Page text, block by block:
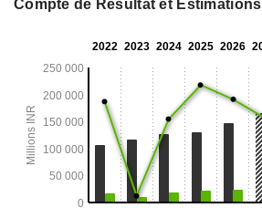
Compte de Résultat et Estimations